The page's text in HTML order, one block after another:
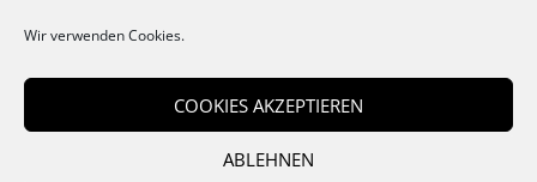
Wir verwenden Cookies.
COOKIES AKZEPTIEREN
ABLEHNEN
Digitalisierung